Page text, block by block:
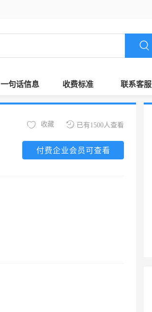
一句话信息 收费标准 联系客服
已有1500人查看
收藏
付费企业会员可查看